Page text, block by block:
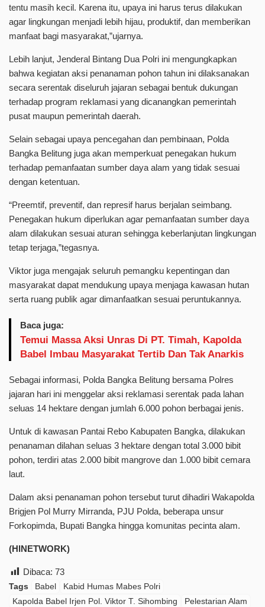
tentu masih kecil. Karena itu, upaya ini harus terus dilakukan
agar lingkungan menjadi lebih hijau, produktif, dan memberikan
manfaat bagi masyarakat,”ujarnya.
Lebih lanjut, Jenderal Bintang Dua Polri ini mengungkapkan
bahwa kegiatan aksi penanaman pohon tahun ini dilaksanakan
secara serentak diseluruh jajaran sebagai bentuk dukungan
terhadap program reklamasi yang dicanangkan pemerintah
pusat maupun pemerintah daerah.
Selain sebagai upaya pencegahan dan pembinaan, Polda
Bangka Belitung juga akan memperkuat penegakan hukum
terhadap pemanfaatan sumber daya alam yang tidak sesuai
dengan ketentuan.
“Preemtif, preventif, dan represif harus berjalan seimbang.
Penegakan hukum diperlukan agar pemanfaatan sumber daya
alam dilakukan sesuai aturan sehingga keberlanjutan lingkungan
tetap terjaga,”tegasnya.
Viktor juga mengajak seluruh pemangku kepentingan dan
masyarakat dapat mendukung upaya menjaga kawasan hutan
serta ruang publik agar dimanfaatkan sesuai peruntukannya.
Baca juga:
Temui Massa Aksi Unras Di PT. Timah, Kapolda
Babel Imbau Masyarakat Tertib Dan Tak Anarkis
Sebagai informasi, Polda Bangka Belitung bersama Polres
jajaran hari ini menggelar aksi reklamasi serentak pada lahan
seluas 14 hektare dengan jumlah 6.000 pohon berbagai jenis.
Untuk di kawasan Pantai Rebo Kabupaten Bangka, dilakukan
penanaman dilahan seluas 3 hektare dengan total 3.000 bibit
pohon, terdiri atas 2.000 bibit mangrove dan 1.000 bibit cemara
laut.
Dalam aksi penanaman pohon tersebut turut dihadiri Wakapolda
Brigjen Pol Murry Mirranda, PJU Polda, beberapa unsur
Forkopimda, Bupati Bangka hingga komunitas pecinta alam.
(HINETWORK)
Dibaca: 73
Tags Babel
Kabid Humas Mabes Polri
Kapolda Babel Irjen Pol. Viktor T. Sihombing
Pelestarian Alam